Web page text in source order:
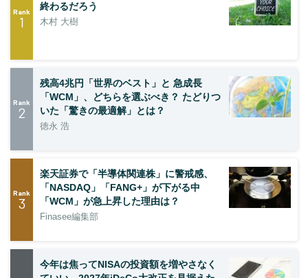
Rank
1
終わるだろう
木村 大樹
Rank
2
残高4兆円「世界のベスト」と 急成長
「WCM」、どちらを選ぶべき？ たどりつ
いた「驚きの最適解」とは？
徳永 浩
Rank
3
楽天証券で「半導体関連株」に警戒感、
「NASDAQ」「FANG+」が下がる中
「WCM」が急上昇した理由は？
Finasee編集部
今年は焦ってNISAの投資額を増やさなく